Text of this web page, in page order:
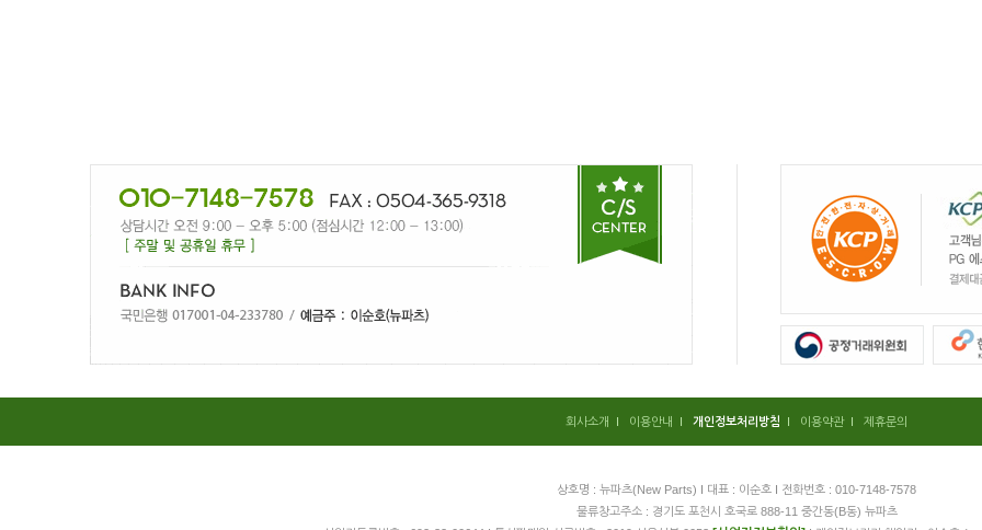
회사소개 I 이용안내 I 개인정보처리방침 I 이용약관I 제휴문의
상호명 : 뉴파츠(New Parts) I 대표 : 이순호 I 전화번호 : 010-7148-7578
물류창고주소 : 경기도 포천시 호국로 888-11 중간동(B동) 뉴파츠